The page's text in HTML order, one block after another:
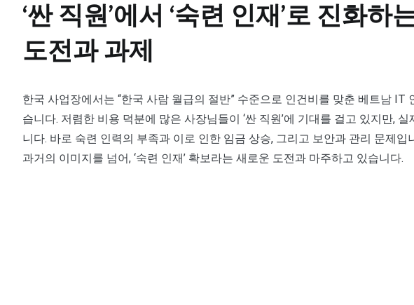
‘싼 직원’에서 ‘숙련 인재’로 진화
도전과 과제
한국 사업장에서는 “한국 사람 월급의 절반” 수준으로 인건비를 맞춘 베트남 IT
습니다. 저렴한 비용 덕분에 많은 사장님들이 ‘싼 직원’에 기대를 걸고 있지만,
니다. 바로 숙련 인력의 부족과 이로 인한 임금 상승, 그리고 보안과 관리 문제입
과거의 이미지를 넘어, ‘숙련 인재’ 확보라는 새로운 도전과 마주하고 있습니다.